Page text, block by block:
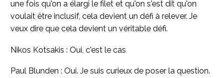
une fois qu'on a élargi le filet et qu'on s'est dit qu'on
voulait être inclusif, cela devient un défi à relever. Je
veux dire que cela devient un véritable défi.
Nikos Kotsakis : Oui, c'est le cas
Paul Blunden : Oui. Je suis curieux de poser la question.